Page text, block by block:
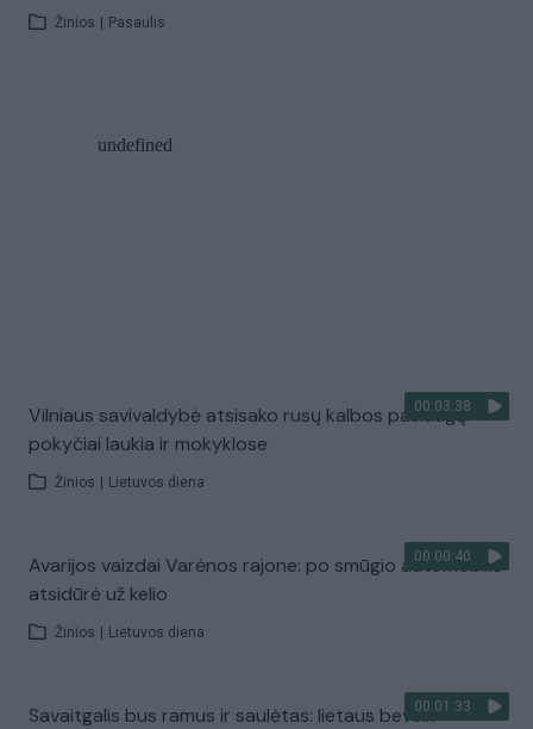
Žinios Pasaulis
00:03:38
Vilniaus savivaldybė atsisako rusų kalbos paslaugų:
pokyčiai laukia ir mokyklose
Žinios Lietuvos diena
00:00:40
Avarijos vaizdai Varėnos rajone: po smūgio automobilis
atsidūrė už kelio
Žinios Lietuvos diena
00:01:33
Savaitgalis bus ramus ir saulėtas: lietaus beveik